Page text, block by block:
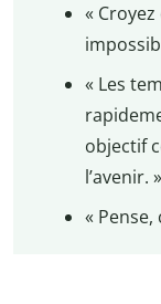
«
« Les
objectif
l’avenir. »
« Pense,